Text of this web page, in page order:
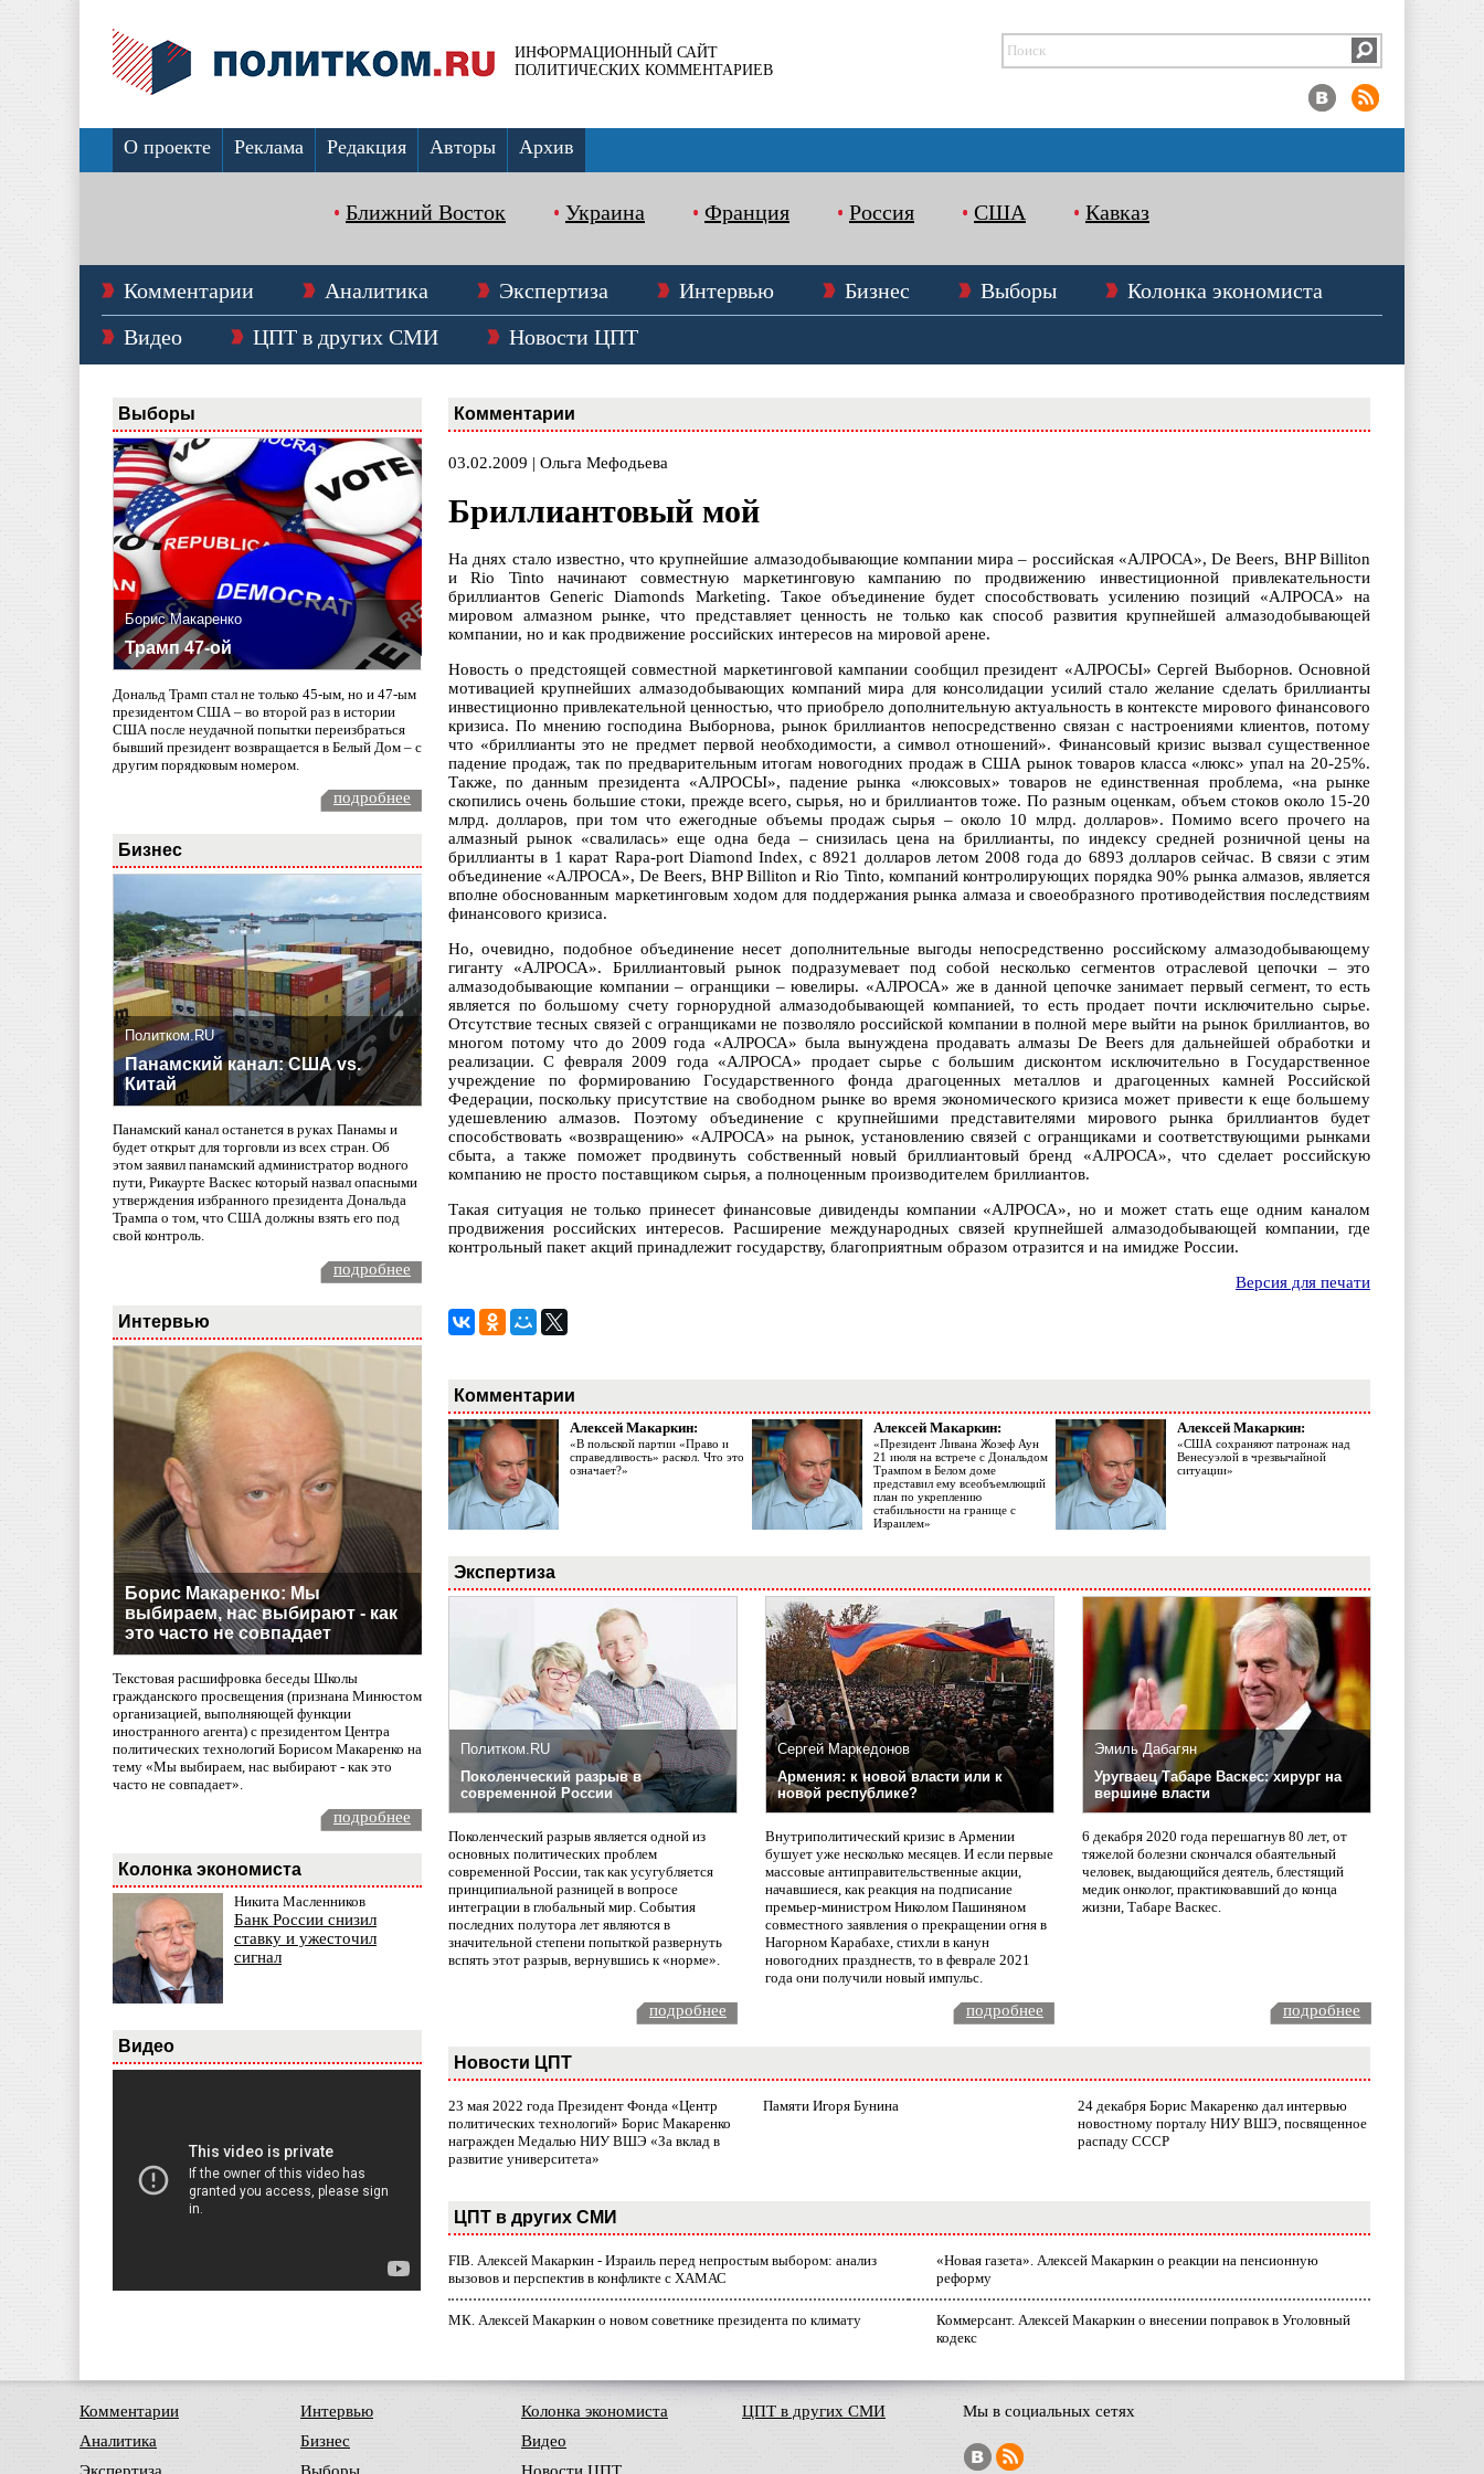
ИНФОРМАЦИОННЫЙ САЙТ
ПОЛИТИЧЕСКИХ КОММЕНТАРИЕВ
О проекте Реклама Редакция Авторы Архив
Ближний Восток Украина Франция Россия США Кавказ
Комментарии Аналитика Экспертиза Интервью Бизнес Выборы
Колонка экономиста
Видео
ЦПТ в других СМИ Новости ЦПТ
Выборы
Борис Макаренко
Трамп 47-ой
Дональд Трамп стал не только 45-ым, но и 47-ым
президентом США – во второй раз в истории
США после неудачной попытки переизбраться
бывший президент возвращается в Белый Дом – с
другим порядковым номером.
подробнее
Бизнес
Политком.RU
Панамский канал: США vs.
Китай
Панамский канал останется в руках Панамы и
будет открыт для торговли из всех стран. Об
этом заявил панамский администратор водного
пути, Рикаурте Васкес который назвал опасными
утверждения избранного президента Дональда
Трампа о том, что США должны взять его под
свой контроль.
подробнее
Интервью
Борис Макаренко: Мы
выбираем, нас выбирают - как
это часто не совпадает
Текстовая расшифровка беседы Школы
гражданского просвещения (признана Минюстом
организацией, выполняющей функции
иностранного агента) с президентом Центра
политических технологий Борисом Макаренко на
тему «Мы выбираем, нас выбирают - как это
часто не совпадает».
подробнее
Колонка экономиста
Никита Масленников
Банк России снизил
ставку и ужесточил
сигнал
Видео
Комментарии
03.02.2009 | Ольга Мефодьева
Бриллиантовый мой
На днях стало известно, что крупнейшие алмазодобывающие компании мира – российская «АЛРОСА», De Beers, BHP Billiton
и Rio Tinto начинают совместную маркетинговую кампанию по продвижению инвестиционной привлекательности
бриллиантов Generic Diamonds Marketing. Такое объединение будет способствовать усилению позиций «АЛРОСА» на
мировом алмазном рынке, что представляет ценность не только как способ развития крупнейшей алмазодобывающей
компании, но и как продвижение российских интересов на мировой арене.
Новость о предстоящей совместной маркетинговой кампании сообщил президент «АЛРОСЫ» Сергей Выборнов. Основной
мотивацией крупнейших алмазодобывающих компаний мира для консолидации усилий стало желание сделать бриллианты
инвестиционно привлекательной ценностью, что приобрело дополнительную актуальность в контексте мирового финансового
кризиса. По мнению господина Выборнова, рынок бриллиантов непосредственно связан с настроениями клиентов, потому
что «бриллианты это не предмет первой необходимости, а символ отношений». Финансовый кризис вызвал существенное
падение продаж, так по предварительным итогам новогодних продаж в США рынок товаров класса «люкс» упал на 20-25%.
Также, по данным президента «АЛРОСЫ», падение рынка «люксовых» товаров не единственная проблема, «на рынке
скопились очень большие стоки, прежде всего, сырья, но и бриллиантов тоже. По разным оценкам, объем стоков около 15-20
млрд. долларов, при том что ежегодные объемы продаж сырья – около 10 млрд. долларов». Помимо всего прочего на
алмазный рынок «свалилась» еще одна беда – снизилась цена на бриллианты, по индексу средней розничной цены на
бриллианты в 1 карат Rapa-port Diamond Index, с 8921 долларов летом 2008 года до 6893 долларов сейчас. В связи с этим
объединение «АЛРОСА», De Beers, BHP Billiton и Rio Tinto, компаний контролирующих порядка 90% рынка алмазов, является
вполне обоснованным маркетинговым ходом для поддержания рынка алмаза и своеобразного противодействия последствиям
финансового кризиса.
Но, очевидно, подобное объединение несет дополнительные выгоды непосредственно российскому алмазодобывающему
гиганту «АЛРОСА». Бриллиантовый рынок подразумевает под собой несколько сегментов отраслевой цепочки – это
алмазодобывающие компании – огранщики – ювелиры. «АЛРОСА» же в данной цепочке занимает первый сегмент, то есть
является по большому счету горнорудной алмазодобывающей компанией, то есть продает почти исключительно сырье.
Отсутствие тесных связей с огранщиками не позволяло российской компании в полной мере выйти на рынок бриллиантов, во
многом потому что до 2009 года «АЛРОСА» была вынуждена продавать алмазы De Beers для дальнейшей обработки и
реализации. С февраля 2009 года «АЛРОСА» продает сырье с большим дисконтом исключительно в Государственное
учреждение по формированию Государственного фонда драгоценных металлов и драгоценных камней Российской
Федерации, поскольку присутствие на свободном рынке во время экономического кризиса может привести к еще большему
удешевлению алмазов. Поэтому объединение с крупнейшими представителями мирового рынка бриллиантов будет
способствовать «возвращению» «АЛРОСА» на рынок, установлению связей с огранщиками и соответствующими рынками
сбыта, а также поможет продвинуть собственный новый бриллиантовый бренд «АЛРОСА», что сделает российскую
компанию не просто поставщиком сырья, а полноценным производителем бриллиантов.
Такая ситуация не только принесет финансовые дивиденды компании «АЛРОСА», но и может стать еще одним каналом
продвижения российских интересов. Расширение международных связей крупнейшей алмазодобывающей компании, где
контрольный пакет акций принадлежит государству, благоприятным образом отразится и на имидже России.
Версия для печати
Комментарии
Алексей Макаркин:
«В польской партии «Право и
справедливость» раскол. Что это
означает?»
Алексей Макаркин:
«Президент Ливана Жозеф Аун
21 июля на встрече с Дональдом
Трампом в Белом доме
представил ему всеобъемлющий
план по укреплению
стабильности на границе с
Израилем»
Алексей Макаркин:
«США сохраняют патронаж над
Венесуэлой в чрезвычайной
ситуации»
Экспертиза
Политком.RU
Поколенческий разрыв в
современной России
Поколенческий разрыв является одной из
основных политических проблем
современной России, так как усугубляется
принципиальной разницей в вопросе
интеграции в глобальный мир. События
последних полутора лет являются в
значительной степени попыткой развернуть
вспять этот разрыв, вернувшись к «норме».
Сергей Маркедонов
Армения: к новой власти или к
новой республике?
Внутриполитический кризис в Армении
бушует уже несколько месяцев. И если первые
массовые антиправительственные акции,
начавшиеся, как реакция на подписание
премьер-министром Николом Пашиняном
совместного заявления о прекращении огня в
Нагорном Карабахе, стихли в канун
новогодних празднеств, то в феврале 2021
года они получили новый импульс.
Эмиль Дабагян
Уругваец Табаре Васкес: хирург на
вершине власти
6 декабря 2020 года перешагнув 80 лет, от
тяжелой болезни скончался обаятельный
человек, выдающийся деятель, блестящий
медик онколог, практиковавший до конца
жизни, Табаре Васкес.
подробнее подробнее подробнее
Новости ЦПТ
23 мая 2022 года Президент Фонда «Центр
политических технологий» Борис Макаренко
награжден Медалью НИУ ВШЭ «За вклад в
развитие университета»
Памяти Игоря Бунина
24 декабря Борис Макаренко дал интервью
новостному порталу НИУ ВШЭ, посвященное
распаду СССР
ЦПТ в других СМИ
FIB. Алексей Макаркин - Израиль перед непростым выбором: анализ
вызовов и перспектив в конфликте с ХАМАС
«Новая газета». Алексей Макаркин о реакции на пенсионную
реформу
МК. Алексей Макаркин о новом советнике президента по климату
Коммерсант. Алексей Макаркин о внесении поправок в Уголовный
кодекс
Комментарии
Аналитика
Интервью
Бизнес
Колонка экономиста
Видео
ЦПТ в других СМИ Мы в социальных сетях